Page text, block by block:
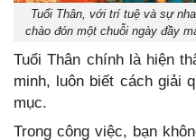
Tuổi Thân, với trí tuệ và sự
chào đón một chuỗi ngày đầy
Tuổi Thân chính là hiện
minh, luôn biết cách giải
mục.
Trong công việc, bạn